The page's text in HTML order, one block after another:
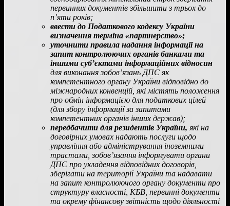
первинних документів збільшити з трьох до
п’яти років;
ввести до Податкового кодексу України
визначення терміна «партнерство»;
уточнити правила надання інформації на
запит контролюючих органів банками та
іншими суб’єктами інформаційних відносин
для виконання зобов’язань ДПС як
компетентного органу України відповідно до
міжнародних конвенцій, які містять положення
про обмін інформацією для податкових цілей
(для збору інформації за запитами
компетентних органів інших держав);
передбачити для резидентів України, які на
договірних умовах надають послуги щодо
управління або адміністрування іноземними
трастами, зобов’язання інформувати органи
ДПС про укладення відповідних договорів,
зберігати на території України та надавати
на запит контролюючого органу документи про
структуру власності, КБВ, первинні документи
та окрему фінансову звітність щодо діяльності